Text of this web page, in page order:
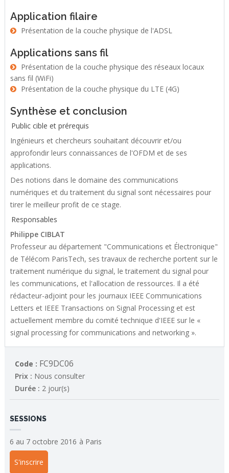
Application filaire
Présentation de la couche physique de l'ADSL
Applications sans fil
sans fil (WiFi)
Présentation de la couche physique du LTE (4G)
Synthèse et conclusion
Public cible et prérequis
Ingénieurs et chercheurs souhaitant découvrir et/ou
approfondir leurs connaissances de l'OFDM et de ses
applications.
Des notions dans le domaine des communications
numériques et du traitement du signal sont nécessaires pour
tirer le meilleur profit de ce stage.
Responsables
Philippe CIBLAT
Professeur au département "Communications et Électronique"
de Télécom ParisTech, ses travaux de recherche portent sur le
traitement numérique du signal, le traitement du signal pour
les communications, et l'allocation de ressources. Il a été
rédacteur-adjoint pour les journaux IEEE Communications
Letters et IEEE Transactions on Signal Processing et est
actuellement membre du comité technique d'IEEE sur le «
signal processing for communications and networking ».
Code : FC9DC06
Prix : Nous consulter
Durée : 2 jour(s)
SESSIONS
6 au 7 octobre 2016 à Paris
S'inscrire